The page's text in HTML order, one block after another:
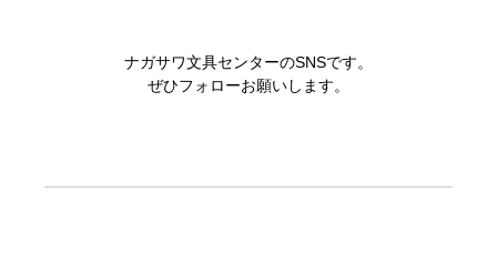
ナガサワ文具センターのSNSです。
ぜひフォローお願いします。